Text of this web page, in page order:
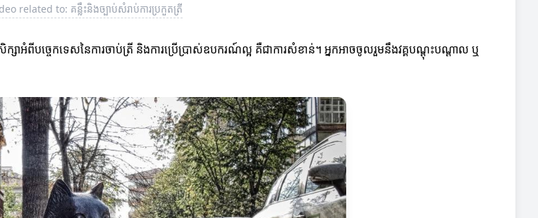
related to: គន្លឹះនិងច្បាប់សំរាប់ការប្រកួតត្រី
ក្សាអំពីបច្ចេកទេសនៃការចាប់ត្រី និងការប្រើប្រាស់ឧបករណ៍ល្អ គឺជាការសំខាន់។ អ្នកអាចចូលរួមនឹងវគ្គបណ្ដុះបណ្ដាល ឬ